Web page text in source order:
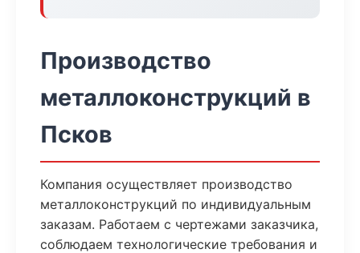
Производство
металлоконструкций в
Псков
Компания осуществляет производство
металлоконструкций по индивидуальным
заказам. Работаем с чертежами заказчика,
соблюдаем технологические требования и